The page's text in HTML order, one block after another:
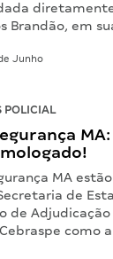
Brandão, em
Junho
POLICIAL
MA
de
de
como